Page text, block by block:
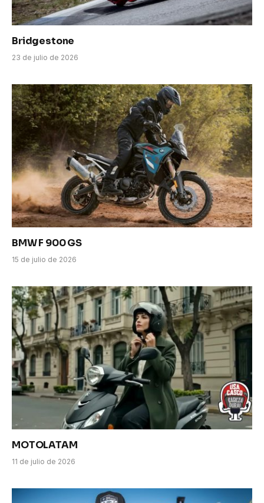
Bridgestone
23 de julio de 2026
BMW F 900 GS
15 de julio de 2026
MOTOLATAM
11 de julio de 2026